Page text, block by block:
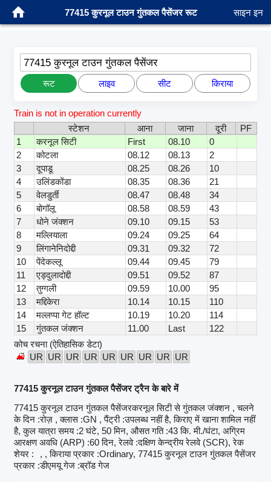
77415 कुरनूल टाउन गुंतकल पैसेंजर रूट साइन इन
77415 कुरनूल टाउन गुंतकल पैसेंजर
रूट लाइव सीट किराया
Train is not in operation currently
स्टेशन
आना जाना दूरी
PF
1
करनूल सिटी First 08.10
0
2
कोटला 08.12 08.13
2
3
दूपाडू 08.25 08.26
10
4
उलिंडकोंडा 08.35 08.36
21
5
वेलडुर्ती 08.47 08.48
34
6
बोगॉलू 08.58 08.59
43
7
धोने जंक्शन 09.10 09.15
53
8
मल्लियाला 09.24 09.25
64
9
लिंगानेनिदोद्दी 09.31 09.32
72
10
पेंदेकल्लू 09.44 09.45
79
11
एड्दुलादोद्दी 09.51 09.52
87
12
तुग्गली 09.59 10.00
95
13
मद्दिकेरा 10.14 10.15
110
14
मल्लप्पा गेट हॉल्ट 10.19 10.20
114
15
गुंतकल जंक्शन 11.00 Last
122
कोच रचना (ऐतिहासिक डेटा)
UR UR UR UR UR UR UR UR UR
77415 कुरनूल टाउन गुंतकल पैसेंजर ट्रैन के बारे में
77415 कुरनूल टाउन गुंतकल पैसेंजरकरनूल सिटी से गुंतकल जंक्शन , चलने
के दिन :रोज़ , क्लास :GN , पैंट्री :उपलब्ध नहीं है, किराए में खाना शामिल नहीं
है, कुल यात्रा समय :2 घंटे, 50 मिन, औसत गति :43 कि. मी./घंटा, अग्रिम
आरक्षण अवधि (ARP) :60 दिन, रेलवे :दक्षिण केन्द्रीय रेलवे (SCR), रेक
शेयर :
, , किराया प्रकार :Ordinary, 77415 कुरनूल टाउन गुंतकल पैसेंजर
प्रकार :डीएमयू गेज :ब्रॉड गेज